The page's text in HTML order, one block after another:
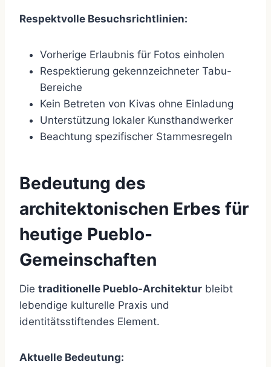
Respektvolle Besuchsrichtlinien:
Vorherige Erlaubnis für Fotos einholen
Respektierung gekennzeichneter Tabu-
Bereiche
Kein Betreten von Kivas ohne Einladung
Unterstützung lokaler Kunsthandwerker
Beachtung spezifischer Stammesregeln
Bedeutung des
architektonischen Erbes für
heutige Pueblo-
Gemeinschaften
Die traditionelle Pueblo-Architektur bleibt
lebendige kulturelle Praxis und
identitätsstiftendes Element.
Aktuelle Bedeutung: